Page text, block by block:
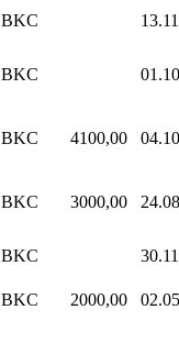
BKC
BKC
BKC 4100,00
BKC 3000,00
BKC
BKC 2000,00